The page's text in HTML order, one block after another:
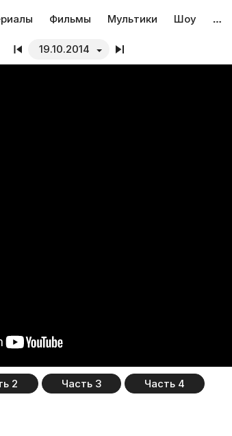
Фильмы Мультики Шоу …
19.10.2014
2 Часть 3 Часть 4